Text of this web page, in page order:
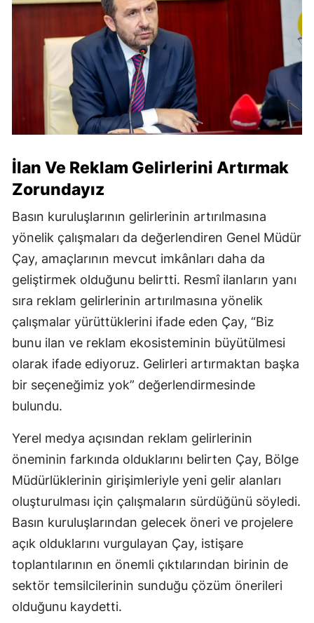
İlan Ve Reklam Gelirlerini Artırmak
Zorundayız
Basın kuruluşlarının gelirlerinin artırılmasına
yönelik çalışmaları da değerlendiren Genel Müdür
Çay, amaçlarının mevcut imkânları daha da
geliştirmek olduğunu belirtti. Resmî ilanların yanı
sıra reklam gelirlerinin artırılmasına yönelik
çalışmalar yürüttüklerini ifade eden Çay, “Biz
bunu ilan ve reklam ekosisteminin büyütülmesi
olarak ifade ediyoruz. Gelirleri artırmaktan başka
bir seçeneğimiz yok” değerlendirmesinde
bulundu.
Yerel medya açısından reklam gelirlerinin
öneminin farkında olduklarını belirten Çay, Bölge
Müdürlüklerinin girişimleriyle yeni gelir alanları
oluşturulması için çalışmaların sürdüğünü söyledi.
Basın kuruluşlarından gelecek öneri ve projelere
açık olduklarını vurgulayan Çay, istişare
toplantılarının en önemli çıktılarından birinin de
sektör temsilcilerinin sunduğu çözüm önerileri
olduğunu kaydetti.